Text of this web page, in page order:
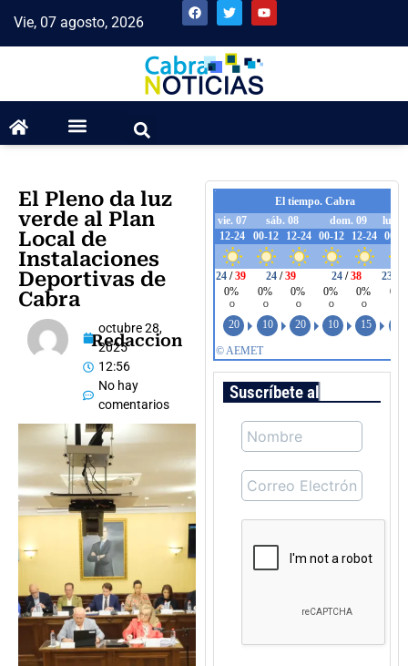
Vie, 07 agosto, 2026
El Pleno da luz
verde al Plan
Local de
Instalaciones
Deportivas de
Cabra
Redaccion
octubre 28,
2025
12:56
No hay
comentarios
Suscríbete al boletín